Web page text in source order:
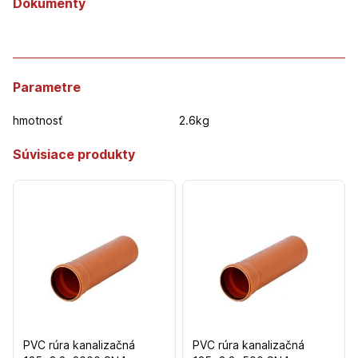
Parametre
hmotnosť 2.6kg
Súvisiace produkty
PVC rúra kanalizačná
PVC rúra kanalizačná